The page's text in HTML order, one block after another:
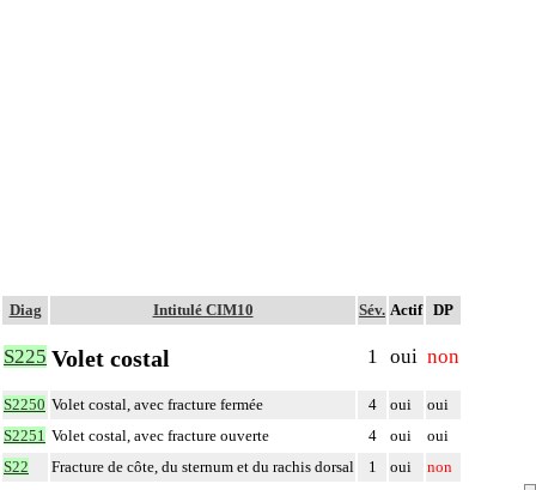
Diag Intitulé CIM10 Sév. Actif DP
S225 Volet costal 1 oui non
S2250 Volet costal, avec fracture fermée 4 oui
oui
S2251 Volet costal, avec fracture ouverte 4 oui
oui
S22
Fracture de côte, du sternum et du rachis dorsal 1 oui non